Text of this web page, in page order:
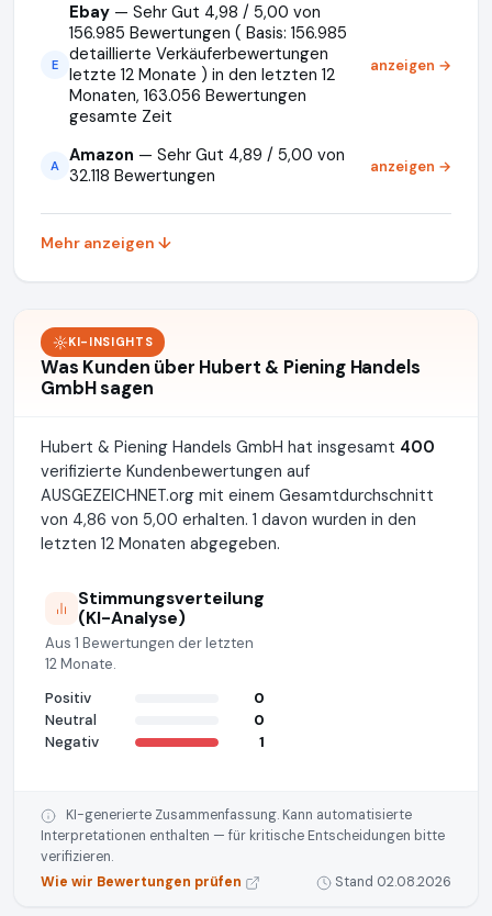
E
Ebay — Sehr Gut 4,98 / 5,00 von
156.985 Bewertungen ( Basis: 156.985
detaillierte Verkäuferbewertungen
letzte 12 Monate ) in den letzten 12
Monaten, 163.056 Bewertungen
gesamte Zeit
anzeigen →
A Amazon — Sehr Gut 4,89 / 5,00 von
32.118 Bewertungen
anzeigen →
Mehr anzeigen ↓
KI-INSIGHTS
Was Kunden über Hubert & Piening Handels
GmbH sagen
Hubert & Piening Handels GmbH hat insgesamt 400
verifizierte Kundenbewertungen auf
AUSGEZEICHNET.org mit einem Gesamtdurchschnitt
von 4,86 von 5,00 erhalten. 1 davon wurden in den
letzten 12 Monaten abgegeben.
Stimmungsverteilung
(KI-Analyse)
Aus 1 Bewertungen der letzten
12 Monate.
Positiv
0
Neutral
0
Negativ
1
KI-generierte Zusammenfassung. Kann automatisierte
Interpretationen enthalten — für kritische Entscheidungen bitte
verifizieren.
Wie wir Bewertungen prüfen
Stand 02.08.2026